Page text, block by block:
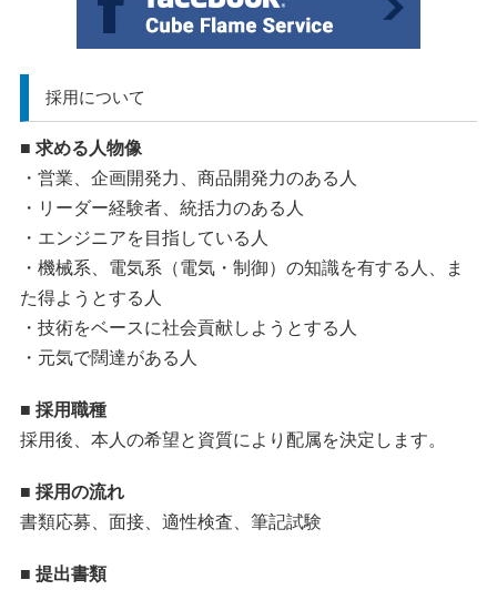
採用について
■ 求める人物像
・営業、企画開発力、商品開発力のある人
・リーダー経験者、統括力のある人
・エンジニアを目指している人
・機械系、電気系（電気・制御）の知識を有する人、ま
た得ようとする人
・技術をベースに社会貢献しようとする人
・元気で闊達がある人
■ 採用職種
採用後、本人の希望と資質により配属を決定します。
■ 採用の流れ
書類応募、面接、適性検査、筆記試験
■ 提出書類